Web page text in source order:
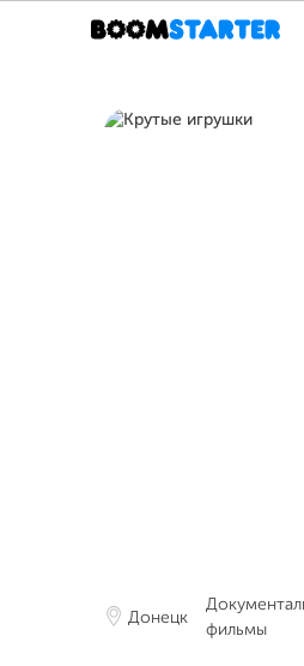
Донецк
фильмы